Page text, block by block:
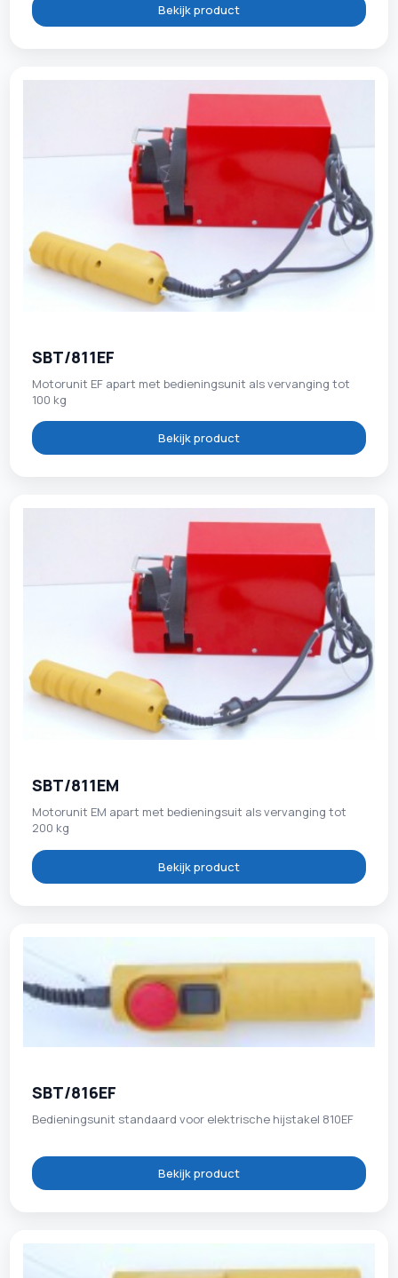
Bekijk product
SBT/811EF
Motorunit EF apart met bedieningsunit als vervanging tot
100 kg
Bekijk product
SBT/811EM
Motorunit EM apart met bedieningsuit als vervanging tot
200 kg
Bekijk product
SBT/816EF
Bedieningsunit standaard voor elektrische hijstakel 810EF
Bekijk product